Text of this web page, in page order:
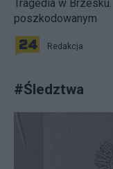
Tragedia w
poszkodowanym
Redakcja
#Śledztwa